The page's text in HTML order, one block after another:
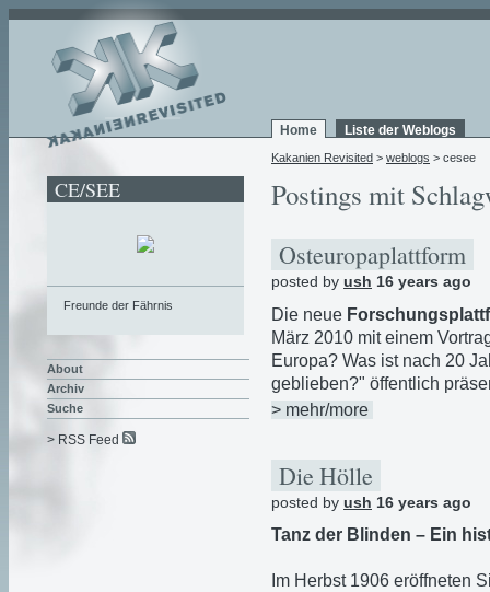
Home Liste der Weblogs
Kakanien Revisited > weblogs > cesee
Postings mit
Osteuropaplattform
posted by ush 16 years ago
Die neue
März 2010 mit einem
Europa? Was ist nach 20
geblieben?" öffentlich
> mehr/more
Die Hölle
posted by ush 16 years ago
Tanz der Blinden – Ein
Im Herbst 1906 eröffneten
CE/SEE
Freunde der Fährnis
About
Archiv
Suche
> RSS Feed